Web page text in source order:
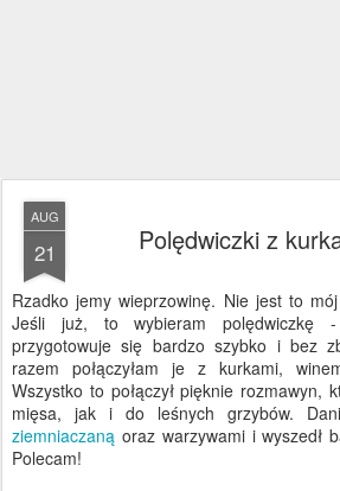
AUG
21 Polędwiczki z
Rzadko jemy wieprzowinę. Nie jest to
Jeśli już, to wybieram polędwiczkę
przygotowuje się bardzo szybko i bez
razem połączyłam je z kurkami,
Wszystko to połączył pięknie rozmawyn,
mięsa, jak i do leśnych grzybów.
ziemniaczaną oraz warzywami i wyszedł
Polecam!